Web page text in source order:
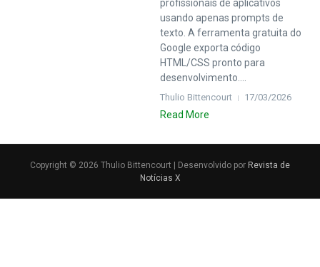
profissionais de aplicativos
usando apenas prompts de
texto. A ferramenta gratuita do
Google exporta código
HTML/CSS pronto para
desenvolvimento....
Thulio Bittencourt 17/03/2026
Read More
Copyright © 2026 Thulio Bittencourt | Desenvolvido por Revista de
Notícias X